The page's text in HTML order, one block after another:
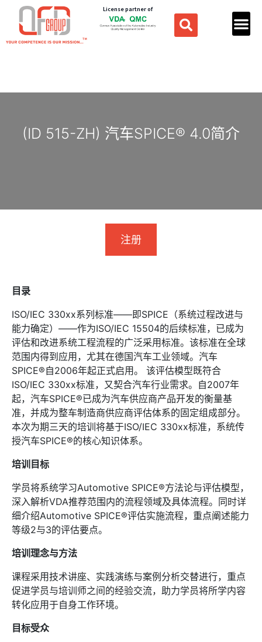
License partner of
(ID 515-ZH) 汽车SPICE® 4.0简介
注册
目录
ISO/IEC 330xx系列标准——即SPICE（系统过程改进与
能力确定）——作为ISO/IEC 15504的后续标准，已成为
评估和改进系统工程流程的广泛采用标准。该标准在全球
范围内得到应用，尤其在德国汽车工业领域。汽车
SPICE®自2006年起正式启用。 该评估模型既符合
ISO/IEC 330xx标准，又契合汽车行业需求。自2007年
起，汽车SPICE®已成为汽车供应商产品开发的衡量基
准，并成为整车制造商供应商评估体系的固定组成部分。
本次为期三天的培训将基于ISO/IEC 330xx标准，系统传
授汽车SPICE®的核心知识体系。
培训目标
学员将系统学习Automotive SPICE®方法论与评估模型，
深入解析VDA推荐范围内的流程领域及具体流程。同时详
细介绍Automotive SPICE®评估实施流程，重点阐述能力
等级2与3的评估要点。
培训理念与方法
课程采用技术讲座、实践演练与案例分析交替进行，重点
促进学员与培训师之间的经验交流，助力学员将所学内容
转化应用于自身工作环境。
目标受众